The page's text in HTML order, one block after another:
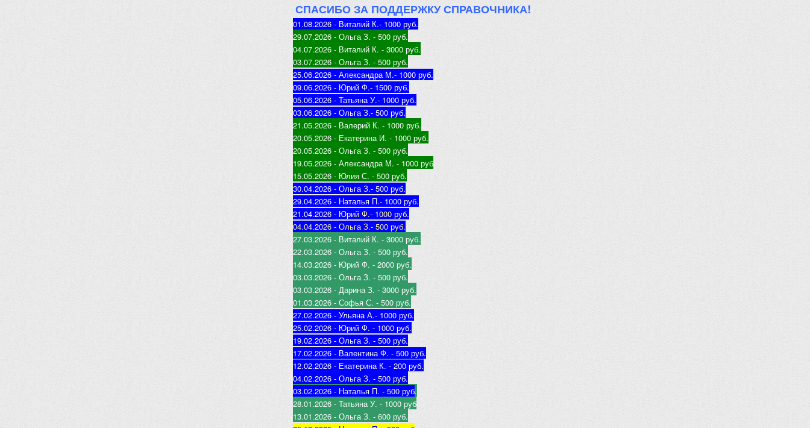
СПАСИБО ЗА ПОДДЕРЖКУ СПРАВОЧНИКА!
01.08.2026 - Виталий К.- 1000 руб.
29.07.2026 - Ольга З. - 500 руб.
04.07.2026 - Виталий К. - 3000 руб.
03.07.2026 - Ольга З. - 500 руб.
25.06.2026 - Александра М.- 1000 руб.
09.06.2026 - Юрий Ф.- 1500 руб.
05.06.2026 - Татьяна У.- 1000 руб.
03.06.2026 - Ольга З.- 500 руб.
21.05.2026 - Валерий К. - 1000 руб.
20.05.2026 - Екатерина И. - 1000 руб.
20.05.2026 - Ольга З. - 500 руб.
19.05.2026 - Александра М. - 1000 руб
15.05.2026 - Юлия С. - 500 руб.
30.04.2026 - Ольга З.- 500 руб.
29.04.2026 - Наталья П.- 1000 руб.
21.04.2026 - Юрий Ф.- 1000 руб.
04.04.2026 - Ольга З.- 500 руб.
27.03.2026 - Виталий К. - 3000 руб.
22.03.2026 - Ольга З. - 500 руб.
14.03.2026 - Юрий Ф. - 2000 руб.
03.03.2026 - Ольга З. - 500 руб.
03.03.2026 - Дарина З. - 3000 руб.
01.03.2026 - Софья С. - 500 руб.
27.02.2026 - Ульяна А.- 1000 руб.
25.02.2026 - Юрий Ф. - 1000 руб.
19.02.2026 - Ольга З. - 500 руб.
17.02.2026 - Валентина Ф. - 500 руб.
12.02.2026 - Екатерина К. - 200 руб.
04.02.2026 - Ольга З. - 500 руб.
03.02.2026 - Наталья П. - 500 руб.
28.01.2026 - Татьяна У. - 1000 руб
13.01.2026 - ОльгаЗ. - 600 руб.